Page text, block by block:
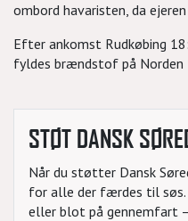
ombord havaristen, da
Efter ankomst Rudkøbing
fyldes brændstof på Norden
STØT DANSK
Når du støtter Dansk
for alle der færdes til søs.
eller blot på gennemfart